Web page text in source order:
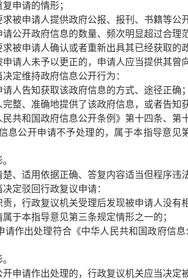
申请的情形；
被申请人提供政府公报、报刊、书籍等公
公开政府信息的数量、频次明显超过合理
被申请人确认或者重新出具其已经获取的
人未予以更正的，申请人应当提供其曾
定维持政府信息公开行为：
人告知获取该政府信息的方式、途径正确；
整、准确地提供了该政府信息，或者告知
共和国政府信息公开条例》第十四条、第
息公开申请不予处理的，属于本指导意
、适用依据正确、答复内容适当但程序违
定驳回行政复议申请：
，行政复议机关受理后发现被申请人没有
于本指导意见第三条规定情形之一的；
请作出处理符合《中华人民共和国政府信
请作出处理的，行政复议机关应当决定